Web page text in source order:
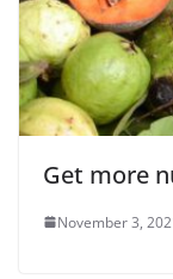
Get more
November 3,